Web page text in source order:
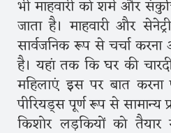
भी माहवारी को शर्म और
जाता है। माहवारी और
सार्वजनिक रूप से चर्चा
है। यहां तक कि घर की
महिलाएं इस पर बात
पीरियड्स पूर्ण रूप से सामान्य
किशोर लड़कियों को